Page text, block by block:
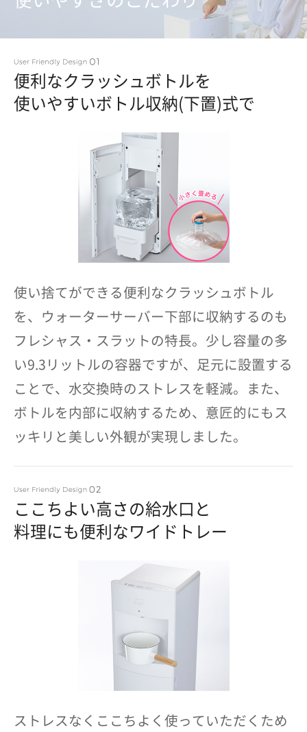
便利なクラッシュボトルを
使いやすいボトル収納(下置)式で
使い捨てができる便利なクラッシュボトル
を、ウォーターサーバー下部に収納するのも
フレシャス・スラットの特長。少し容量の多
い9.3リットルの容器ですが、足元に設置する
ことで、水交換時のストレスを軽減。また、
ボトルを内部に収納するため、意匠的にもス
ッキリと美しい外観が実現しました。
ここちよい高さの給水口と
料理にも便利なワイドトレー
ストレスなくここちよく使っていただくため